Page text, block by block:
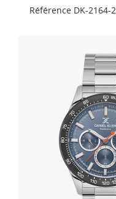
Référence DK-2164-2